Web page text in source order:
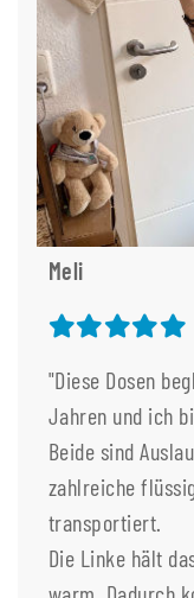
Meli
"Diese Dosen
Jahren und ich
Beide sind
zahlreiche
transportiert.
Die Linke hält